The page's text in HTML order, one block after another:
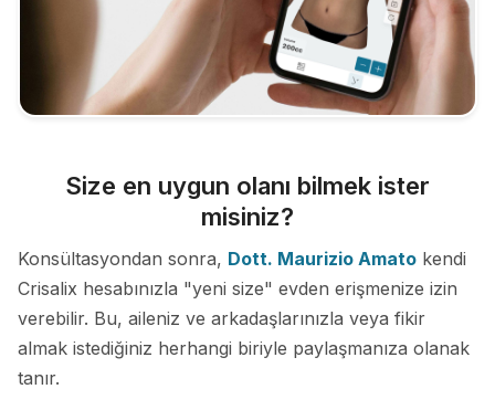
Size en uygun olanı bilmek ister
misiniz?
Konsültasyondan sonra, Dott. Maurizio Amato kendi
Crisalix hesabınızla "yeni size" evden erişmenize izin
verebilir. Bu, aileniz ve arkadaşlarınızla veya fikir
almak istediğiniz herhangi biriyle paylaşmanıza olanak
tanır.